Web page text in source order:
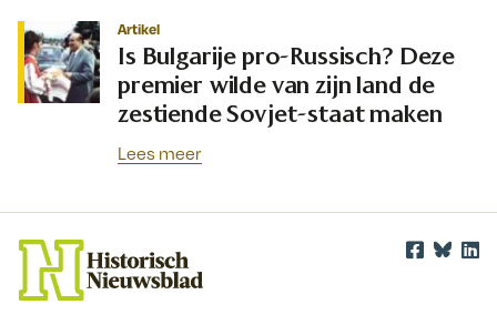
Artikel
Is Bulgarije pro-Russisch? Deze
premier wilde van zijn land de
zestiende Sovjet-staat maken
Lees meer